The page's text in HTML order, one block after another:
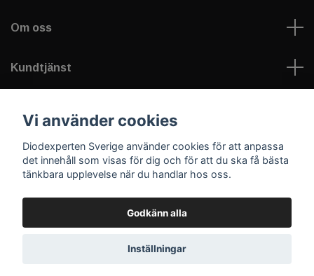
Om oss
Kundtjänst
Sociala medier
© 2026 Diodexperten Sverige
Vi använder cookies
Diodexperten Sverige använder cookies för att anpassa
det innehåll som visas för dig och för att du ska få bästa
tänkbara upplevelse när du handlar hos oss.
Godkänn alla
Inställningar